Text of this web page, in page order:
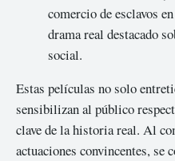
comercio de esclavos
drama real destacado
social.
Estas películas no solo
sensibilizan al público
clave de la historia real. Al
actuaciones convincentes, se